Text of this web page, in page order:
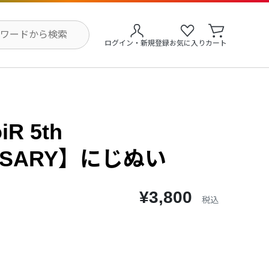
ログイン・新規登録お気に入り カート
5th
】にじぬい
¥3,800 税込